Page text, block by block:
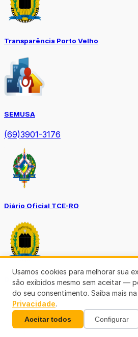
Transparência Porto Velho
SEMUSA
(69)3901-3176
Diário Oficial TCE-RO
Diário Prefeitura de Porto Velho
Usamos cookies para melhorar sua
são exibidos mesmo sem aceitar —
do seu consentimento. Saiba mais na
Privacidade.
Aceitar todos Configurar